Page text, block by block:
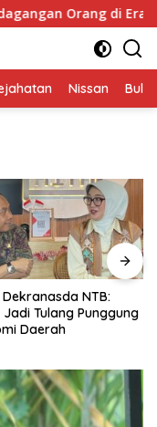
Orang di Era Digital
Nissan
NTB:
Jadi Tulang Punggung
Daerah